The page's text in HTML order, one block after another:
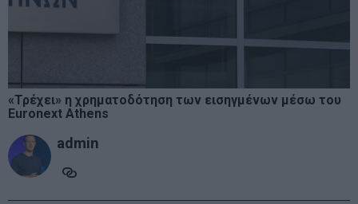
«Τρέχει» η χρηματοδότηση των εισηγμένων μέσω του
Euronext Athens
admin